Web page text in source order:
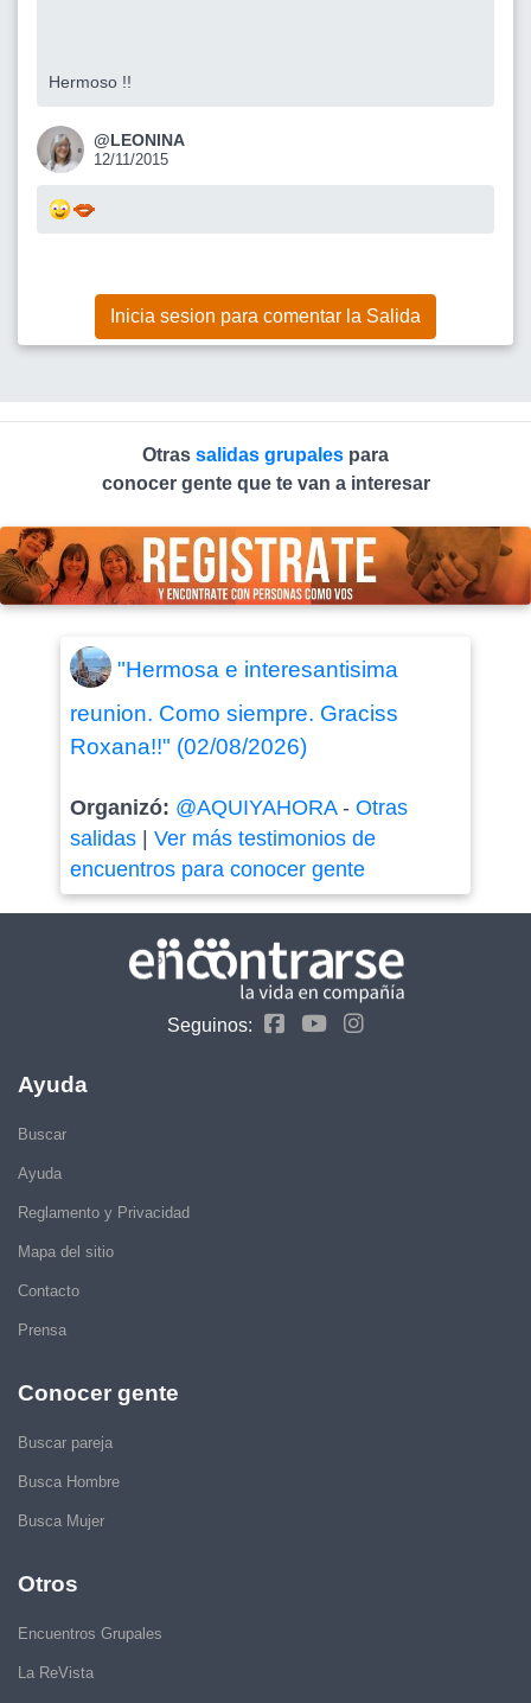
Hermoso !!
@LEONINA
12/11/2015
Inicia sesion para comentar la Salida
Otras salidas grupales para
conocer gente que te van a interesar
"Hermosa e interesantisima
reunion. Como siempre. Graciss
Roxana!!" (02/08/2026)
Organizó: @AQUIYAHORA- Otras
salidas| Ver más testimonios de
encuentros para conocer gente
Seguinos:
Ayuda
Buscar
Ayuda
Reglamento y Privacidad
Mapa del sitio
Contacto
Prensa
Conocer gente
Buscar pareja
Busca Hombre
Busca Mujer
Otros
Encuentros Grupales
La ReVista